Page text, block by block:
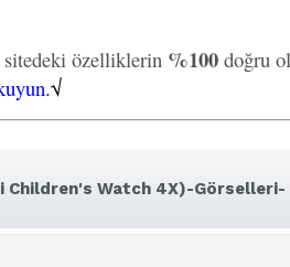
özelliklerin %100 doğru
√
Children's Watch 4X)-Görselleri-